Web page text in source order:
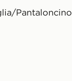
Pantaloncino